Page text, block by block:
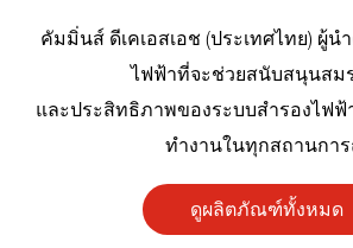
คัมมิ่นส์ ดีเคเอสเอช (ประเทศไทย) ผู้น
ไฟฟ้าที่จะช่วยสนับสนุนสม
และประสิทธิภาพของระบบสำรองไฟฟ้
ทำงานในทุกสถานกา
ดูผลิตภัณฑ์ทั้งหมด